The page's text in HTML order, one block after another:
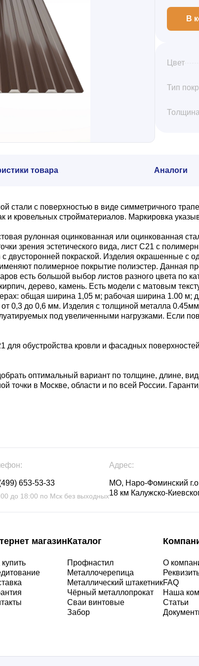
В
Цвет
Тип
товара Аналоги
стали с поверхностью в виде симметричного
и кровельных стройматериалов. Маркировка
рулонная оцинкованная или оцинкованная
зрения эстетического вида, лист С21 с
двусторонней покраской. Изделия окрашенные с
полимерное покрытие полиэстер. Данная
есть большой выбор листов разного цвета по
дерево, камень. Есть модели с матовым
общая ширина 1,05 м; рабочая ширина 1.00 м;
0,3 до 0,6 мм. Изделия с толщиной металла
под увеличенными нагрузками. Если
для обустройства кровли и фасадных
оптимальный вариант по толщине, длине,
точки в Москве, области и по всей России.
653-53-33
до 18:00 по Мск без выходных
Адрес:
МО, Наро-Фоминский
18 км Калужско-
магазин
купить
Каталог
Профнастил
Металлочерепица
Металлический штакетник
Чёрный металлопрокат
Сваи винтовые
Забор
О
FAQ
Наша
Статьи